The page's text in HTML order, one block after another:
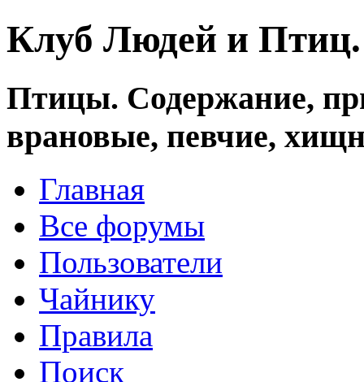
Клуб Людей и
Птицы. Содержание,
врановые, певчие,
Главная
Все форумы
Пользователи
Чайнику
Правила
Поиск